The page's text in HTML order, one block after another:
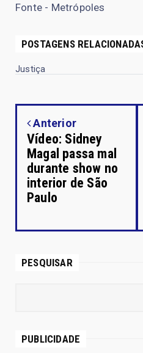
Fonte - Metrópoles
POSTAGENS
Justiça
Anterior
Vídeo: Sidney
Magal passa mal
durante show no
interior de São
Paulo
PESQUISAR
PUBLICIDADE